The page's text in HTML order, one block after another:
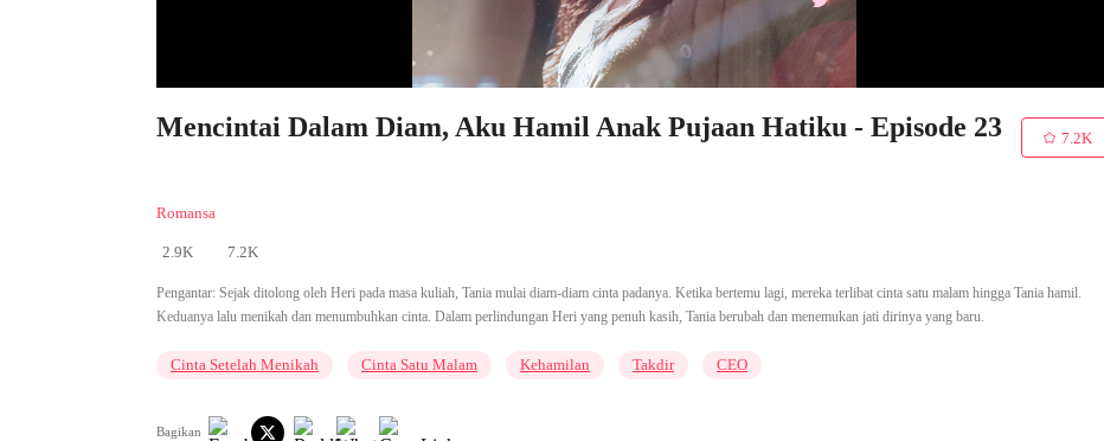
Mencintai Dalam Diam, Aku Hamil Anak Pujaan Hatiku - Episode 23
Romansa
2.9K 7.2K
7.2K
Pengantar: Sejak ditolong oleh Heri pada masa kuliah, Tania mulai diam-diam cinta padanya. Ketika bertemu lagi, mereka terlibat cinta satu malam hingga Tania hamil.
Keduanya lalu menikah dan menumbuhkan cinta. Dalam perlindungan Heri yang penuh kasih, Tania berubah dan menemukan jati dirinya yang baru.
Cinta Setelah Menikah Cinta Satu Malam Kehamilan Takdir CEO
Bagikan